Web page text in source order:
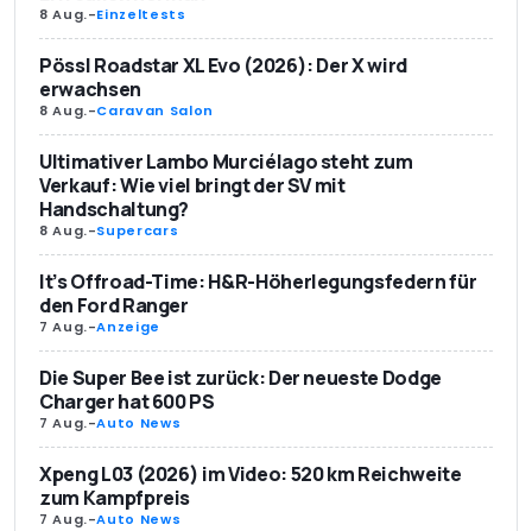
8 Aug.-Einzeltests
Pössl Roadstar XL Evo (2026): Der X wird
erwachsen
8 Aug.-Caravan Salon
Ultimativer Lambo Murciélago steht zum
Verkauf: Wie viel bringt der SV mit
Handschaltung?
8 Aug.-Supercars
It’s Offroad-Time: H&R-Höherlegungsfedern für
den Ford Ranger
7 Aug.-Anzeige
Die Super Bee ist zurück: Der neueste Dodge
Charger hat 600 PS
7 Aug.-Auto News
Xpeng L03 (2026) im Video: 520 km Reichweite
zum Kampfpreis
7 Aug.-Auto News